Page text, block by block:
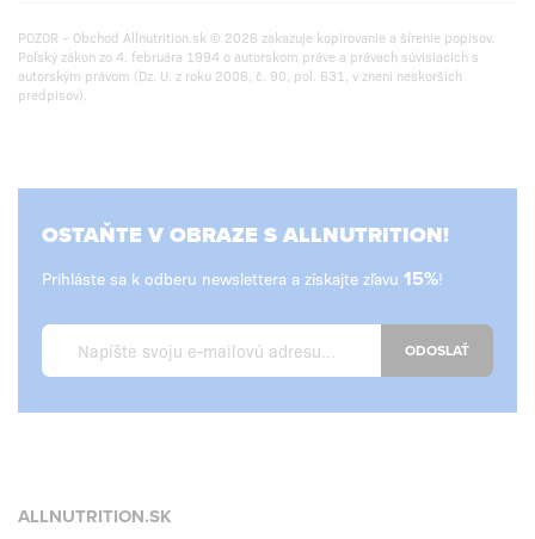
POZOR – Obchod Allnutrition.sk © 2026 zakazuje kopírovanie a šírenie popisov.
Poľský zákon zo 4. februára 1994 o autorskom práve a právach súvisiacich s
autorským právom (Dz. U. z roku 2006, č. 90, pol. 631, v znení neskorších
predpisov).
OSTAŇTE V OBRAZE S ALLNUTRITION!
Prihláste sa k odberu newslettera a získajte zľavu 15%!
ODOSLAŤ
ALLNUTRITION.SK